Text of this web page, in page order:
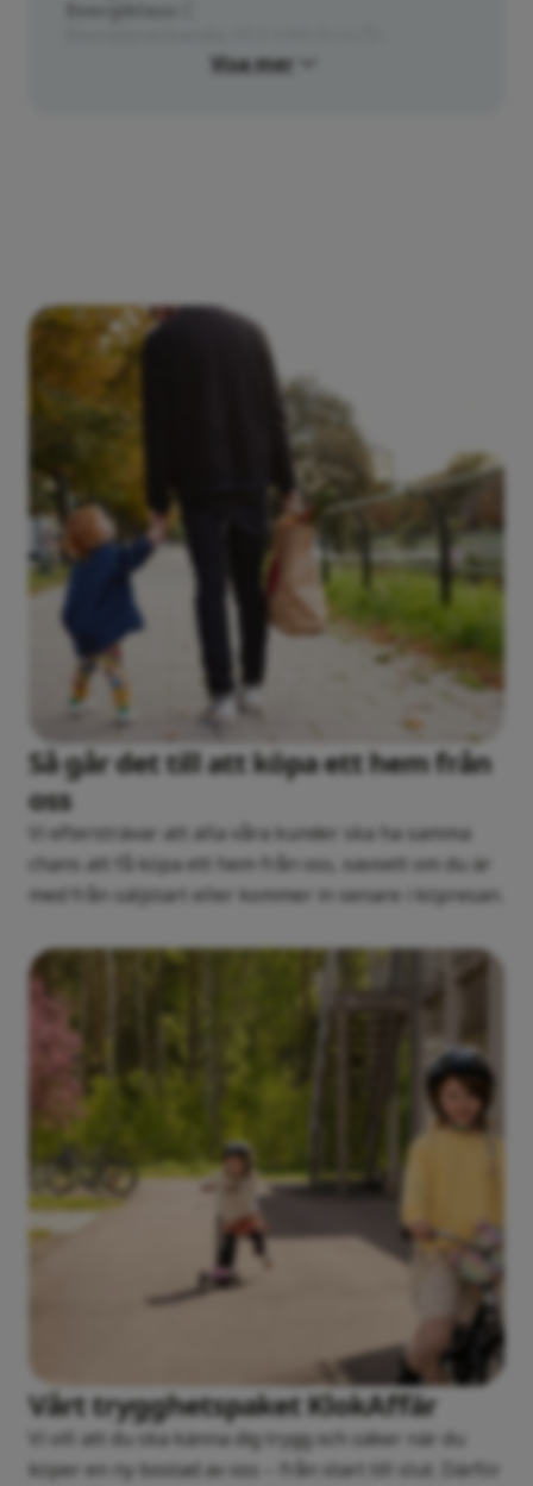
Visa mer
Så går det till att köpa ett hem från
oss
Vi eftersträvar att alla våra kunder ska ha samma
chans att få köpa ett hem från oss, oavsett om du är
med från säljstart eller kommer in senare i köpresan.
Vårt trygghetspaket KlokAffär
Vi vill att du ska känna dig trygg och säker när du
köper en ny bostad av oss – från start till slut. Därför